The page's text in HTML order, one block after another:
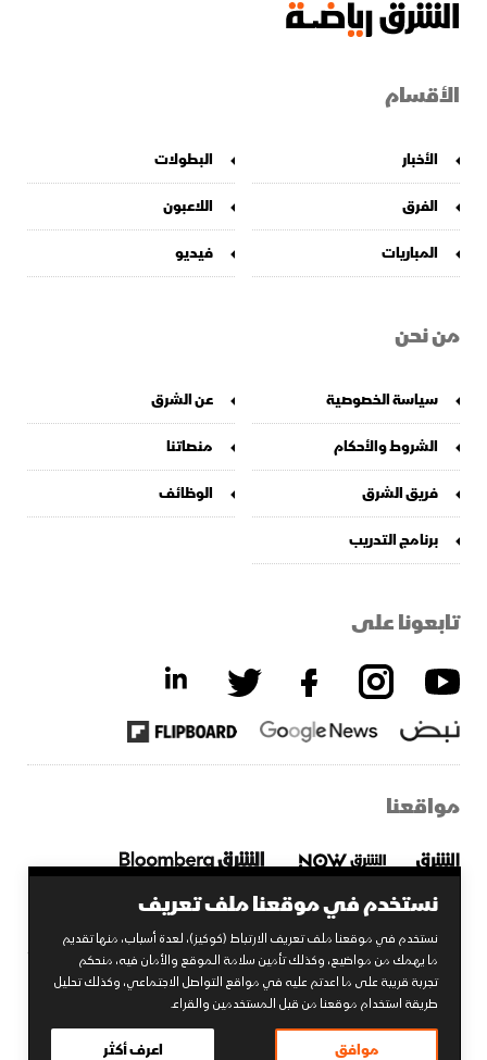
نستخدم في موقعنا ملف تعريف
نستخدم في موقعنا ملف تعريف الارتباط (كوكيز)، لعدة أسباب، منها تقديم
ما يهمك من مواضيع، وكذلك تأمين سلامة الموقع والأمان فيه، منحكم
تجربة قريبة على ما اعدتم عليه في مواقع التواصل الاجتماعي، وكذلك تحليل
طريقة استخدام موقعنا من قبل المستخدمين والقراء.
موافق اعرف أكثر
الأقسام
الأخبار
البطولات
الفرق
اللاعبون
المباريات
فيديو
من نحن
سياسة الخصوصية
عن الشرق
الشروط والأحكام
منصاتنا
فريق الشرق
الوظائف
برنامج التدريب
تابعونا على
مواقعنا
2026 © الشرق. جميع الحقوق محفوظة.
إحدى شركات